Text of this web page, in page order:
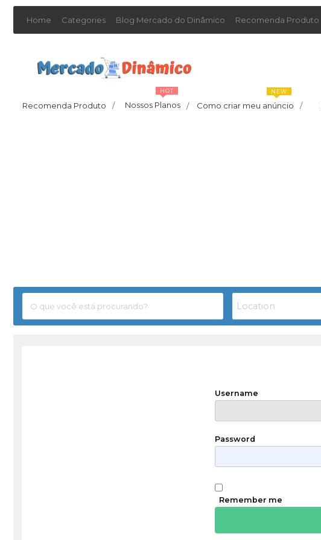
Home Categories Blog Mercado do Dinâmico Recomenda Produto
Recomenda Produto / Nossos Planos /
HOT
Como criar meu anúncio /
NEW
Username
Password
Remember me